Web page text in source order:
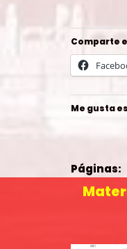
Comparte
Me gusta
Páginas: